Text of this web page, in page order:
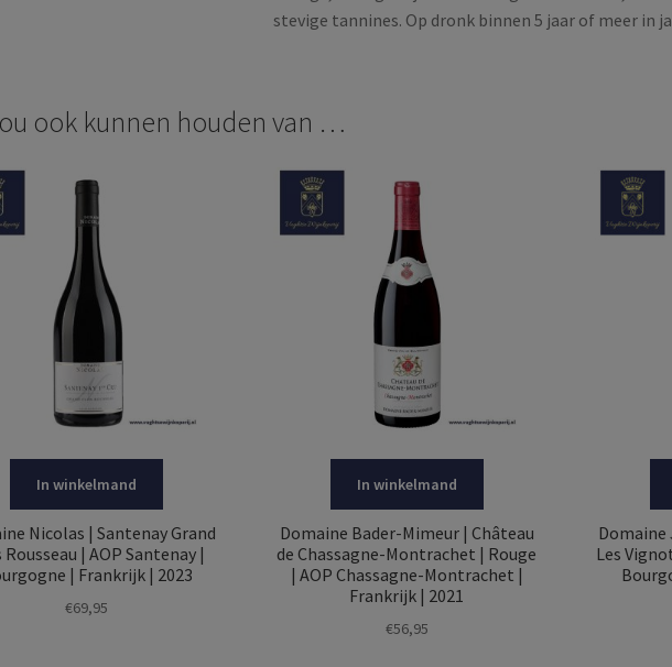
stevige tannines. Op dronk binnen 5 jaar of meer in
ook kunnen houden van …
In winkelmand
Nicolas | Santenay Grand
Rousseau | AOP Santenay |
| Frankrijk | 2023
€69,95
In winkelmand
Domaine Bader-Mimeur | Château
de Chassagne-Montrachet | Rouge
| AOP Chassagne-Montrachet |
Frankrijk | 2021
€56,95
Domaine
Les